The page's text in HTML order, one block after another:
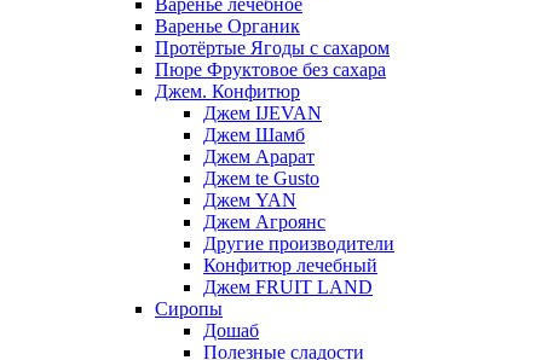
Варенье лечебное
Варенье Органик
Протёртые Ягоды с сахаром
Пюре Фруктовое без сахара
Джем. Конфитюр
Джем IJEVAN
Джем Шамб
Джем Арарат
Джем te Gusto
Джем YAN
Джем Агроянс
Другие производители
Конфитюр лечебный
Джем FRUIT LAND
Сиропы
Дошаб
Полезные сладости